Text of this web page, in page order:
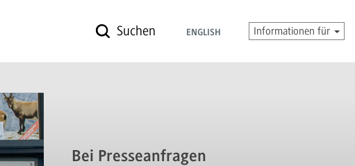
Suchen ENGLISH Informationen für
Bei Presseanfragen